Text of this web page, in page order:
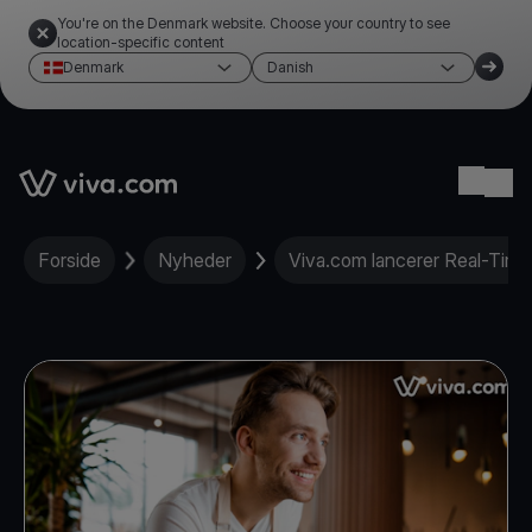
You're on the Denmark website. Choose your country to see
location-specific content
Denmark
Danish
Link to the homepage
Forside Nyheder Viva.com lancerer Real-